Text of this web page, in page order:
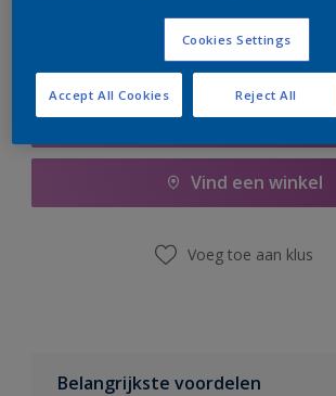
Boodschappenlijst
Vind een winkel
Voeg toe aan klus
Belangrijkste voordelen
Cookies Settings
Reject All
Accept All Cookies